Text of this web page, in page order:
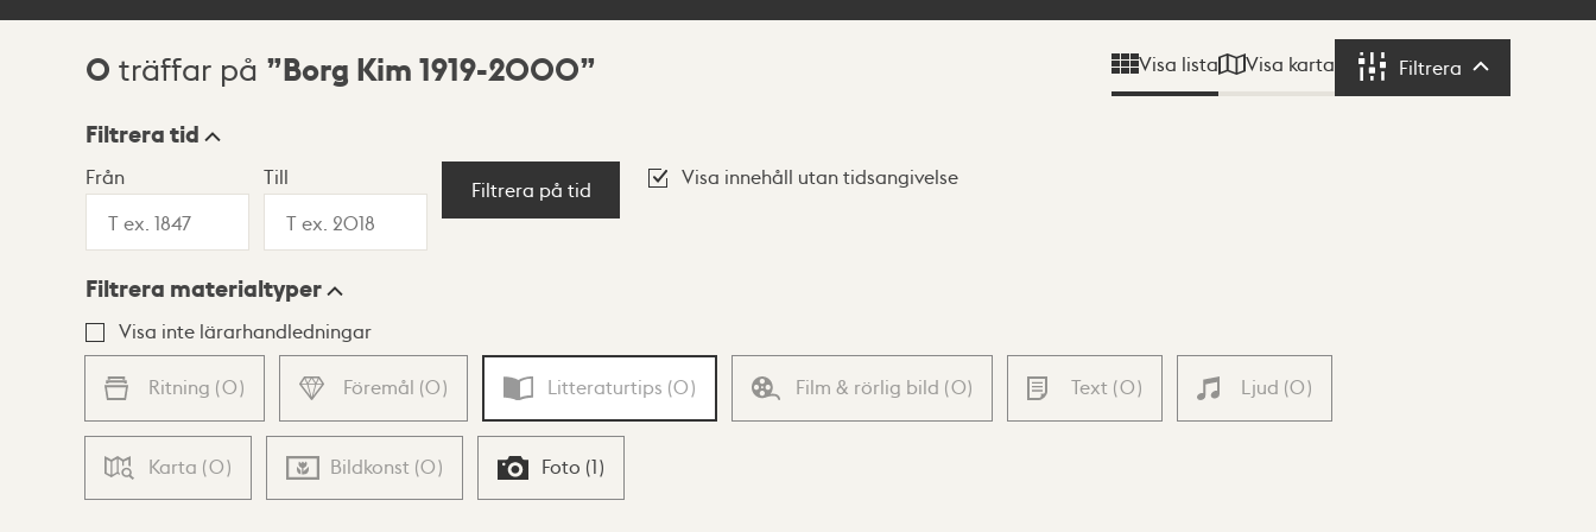
Sökresultat
0 träffar på Borg Kim 1919-2000 Visa lista Visa karta Filtrera Filtrera
Visningsläge
Lista Karta
Filtrera tid
Från Till
Filtrera på tid
Visa innehåll utan tidsangivelse
Filtrera materialtyper
Visa inte lärarhandledningar
Ritning (0) Föremål (0) Litteraturtips (0) Film & rörlig bild (0) Text (0) Ljud (0)
Karta (0) Bildkonst (0) Foto (1)